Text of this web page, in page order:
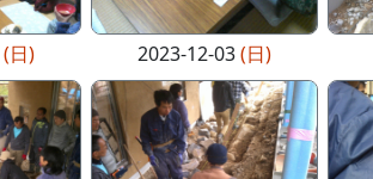
(日) 2023-12-03(日)